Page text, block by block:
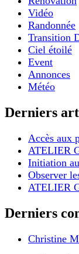
Vidéo
Randonnée
Transition
Ciel étoilé
Event
Annonces
Météo
Derniers
Accès aux
ATELIER
Initiation
Observer
ATELIER
Derniers
Christine